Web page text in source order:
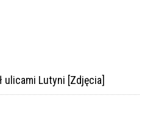
ulicami Lutyni [Zdjęcia]